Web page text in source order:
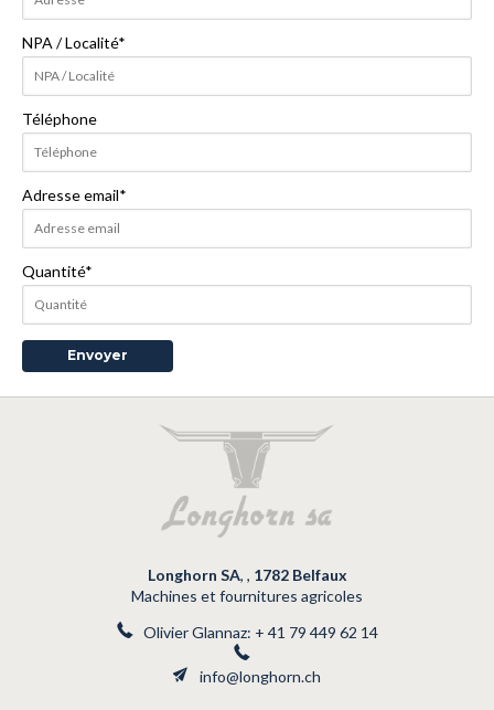
NPA / Localité*
Téléphone
Adresse email*
Quantité*
Longhorn SA, , 1782 Belfaux
Machines et fournitures agricoles
Olivier Glannaz: + 41 79 449 62 14
info@longhorn.ch